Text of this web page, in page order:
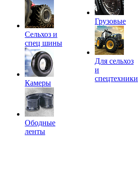
Сельхоз и
спец шины
Камеры
Ободные
ленты
Грузовые
Для сельхоз
и
спецтехники